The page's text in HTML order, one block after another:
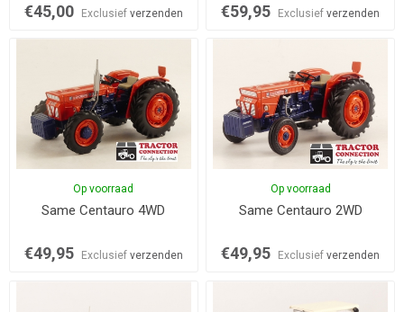
€45,00 Exclusief verzenden €59,95 Exclusiefverzenden
Op voorraad
Same Centauro 4WD
€49,95 Exclusief verzenden
Op voorraad
Same Centauro 2WD
€49,95 Exclusiefverzenden